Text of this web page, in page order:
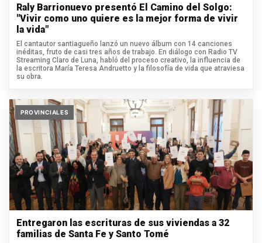
Raly Barrionuevo presentó El Camino del Solgo:
"Vivir como uno quiere es la mejor forma de vivir
la vida"
El cantautor santiagueño lanzó un nuevo álbum con 14 canciones
inéditas, fruto de casi tres años de trabajo. En diálogo con Radio TV
Streaming Claro de Luna, habló del proceso creativo, la influencia de
la escritora María Teresa Andruetto y la filosofía de vida que atraviesa
su obra.
PROVINCIALES
Entregaron las escrituras de sus viviendas a 32
familias de Santa Fe y Santo Tomé